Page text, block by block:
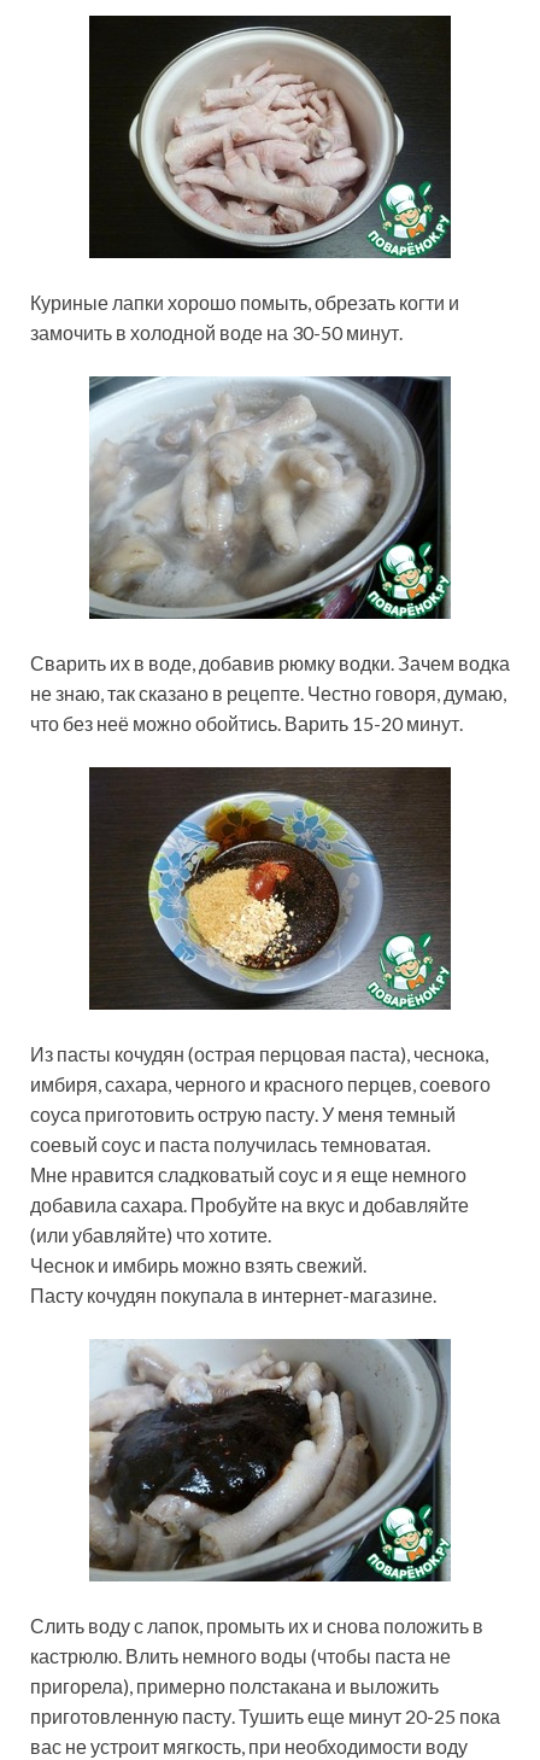
Куриные лапки хорошо помыть, обрезать когти и
замочить в холодной воде на 30-50 минут.
Сварить их в воде, добавив рюмку водки. Зачем водка
не знаю, так сказано в рецепте. Честно говоря, думаю,
что без неё можно обойтись. Варить 15-20 минут.
Из пасты кочудян (острая перцовая паста), чеснока,
имбиря, сахара, черного и красного перцев, соевого
соуса приготовить острую пасту. У меня темный
соевый соус и паста получилась темноватая.
Мне нравится сладковатый соус и я еще немного
добавила сахара. Пробуйте на вкус и добавляйте
(или убавляйте) что хотите.
Чеснок и имбирь можно взять свежий.
Пасту кочудян покупала в интернет-магазине.
Слить воду с лапок, промыть их и снова положить в
кастрюлю. Влить немного воды (чтобы паста не
пригорела), примерно полстакана и выложить
приготовленную пасту. Тушить еще минут 20-25 пока
вас не устроит мягкость, при необходимости воду